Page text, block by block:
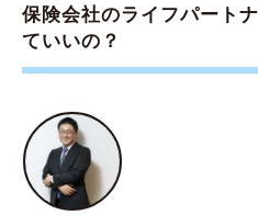
保険会社のライフパート
ていいの？